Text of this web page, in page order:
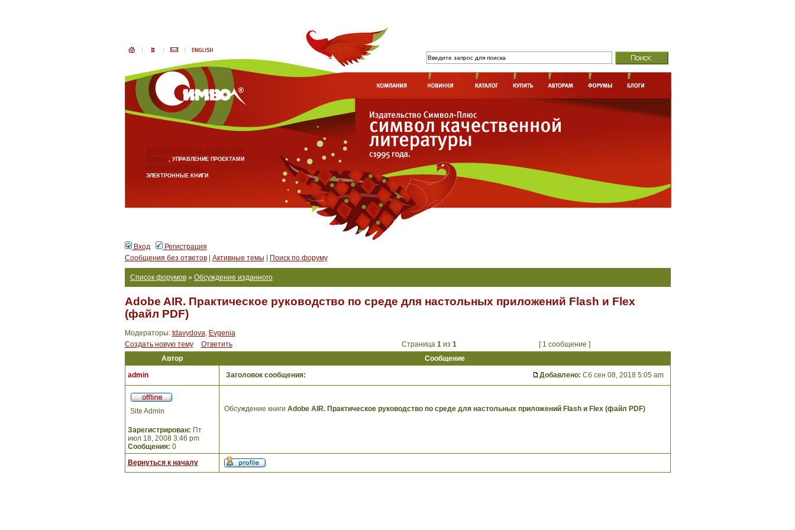
ИНФОРМАЦИОННЫЕ ТЕХНОЛОГИИ
БИЗНЕС, УПРАВЛЕНИЕ ПРОЕКТАМИ
АНГЛИЙСКИЙ ЯЗЫК
ЭЛЕКТРОННЫЕ КНИГИ
Вход
Регистрация
Сообщения без ответов| Активные темы Поиск по форуму
Список форумов» Обсуждение изданного
Adobe AIR. Практическое руководство по среде для настольных приложений Flash и Flex
(файл PDF)
Модераторы: tdavydova, Evgenia
Создать новую тему
Ответить Страница 1из 1
[ 1 сообщение ]
Автор
Сообщение
admin
Заголовок сообщения: Добавлено: Сб сен 08, 2018 5:05 am
Site Admin
Зарегистрирован: Пт
июл 18, 2008 3:46 pm
Сообщения: 0
Обсуждение книги Adobe AIR. Практическое руководство по среде для настольных приложений Flash и Flex (файл PDF)
Вернуться к началу